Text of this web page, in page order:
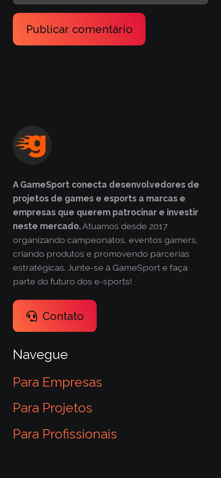
Publicar comentário
A GameSport conecta desenvolvedores de
projetos de games e esports a marcas e
empresas que querem patrocinar e investir
neste mercado.Atuamos desde 2017
organizando campeonatos, eventos gamers,
criando produtos e promovendo parcerias
estratégicas. Junte-se à GameSport e faça
parte do futuro dos e-sports!
Contato
Navegue
Para Empresas
Para Projetos
Para Profissionais